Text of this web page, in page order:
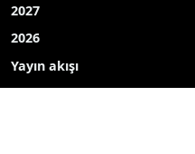
TEKNOLOJİ
Popüler Aramalar
2027
2026